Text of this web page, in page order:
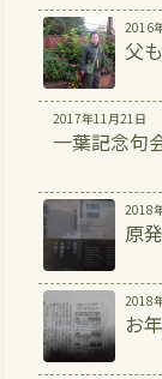
2016
父
2017年11月21日
一葉記念句
2018
原
2018
お